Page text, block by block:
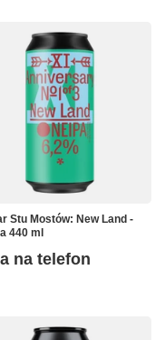
Stu Mostów: New Land -
440 ml
na telefon